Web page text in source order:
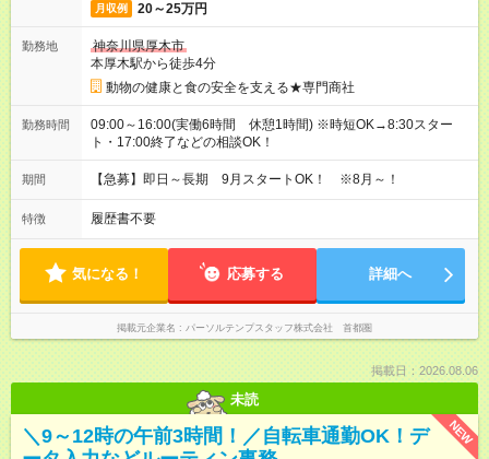
月収例 20～25万円
勤務地
神奈川県厚木市
本厚木駅から徒歩4分
動物の健康と食の安全を支える★専門商社
勤務時間
09:00～16:00(実働6時間 休憩1時間) ※時短OK→8:30スター
ト・17:00終了などの相談OK！
期間 【急募】即日～長期 9月スタートOK！ ※8月～！
特徴 履歴書不要
気になる！ 応募する 詳細へ
掲載元企業名 パーソルテンプスタッフ株式会社 首都圏
掲載日：2026.08.06
未読
NEW
＼9～12時の午前3時間！／自転車通勤OK！デ